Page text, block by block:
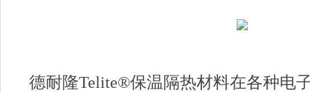
德耐隆Telite®保温隔热材料在各种电